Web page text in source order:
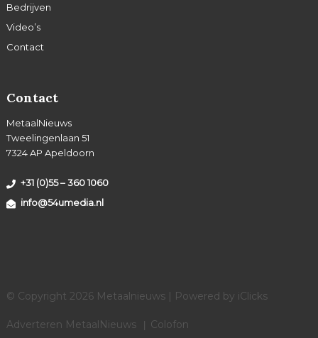
Bedrijven
Video’s
Contact
Contact
MetaalNieuws
Tweelingenlaan 51
7324 AP Apeldoorn
+31 (0)55 – 360 1060
info@54umedia.nl
© Copyright 2026 Metaalnieuws | Powered by iClicks
Adverteren MetaalNieuws Colofon